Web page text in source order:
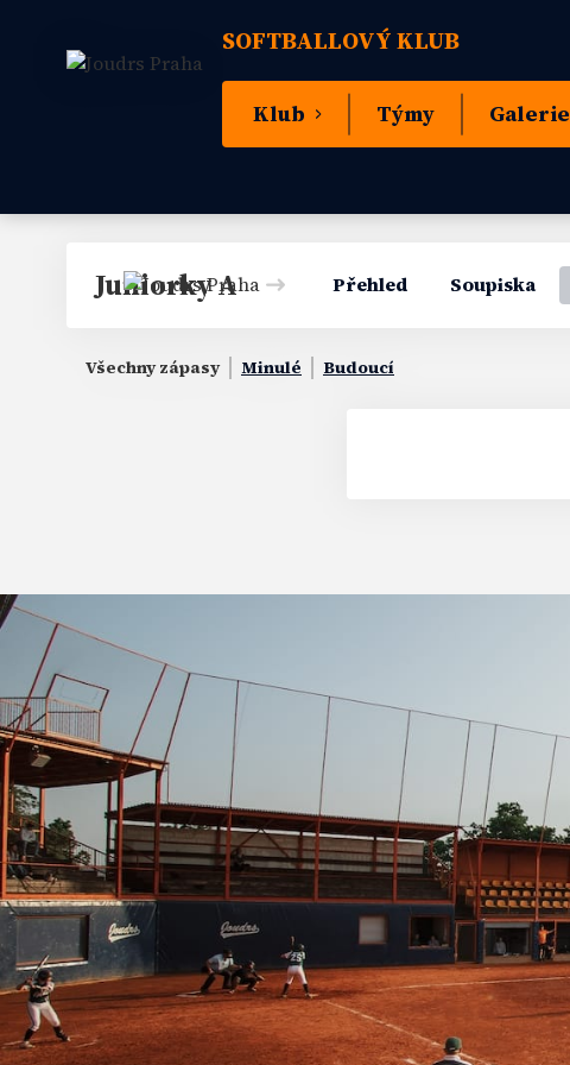
SOFTBALLOVÝ KLUB
Klub Týmy Galerie
Juniorky A Přehled Soupiska
Všechny zápasy Minulé Budoucí